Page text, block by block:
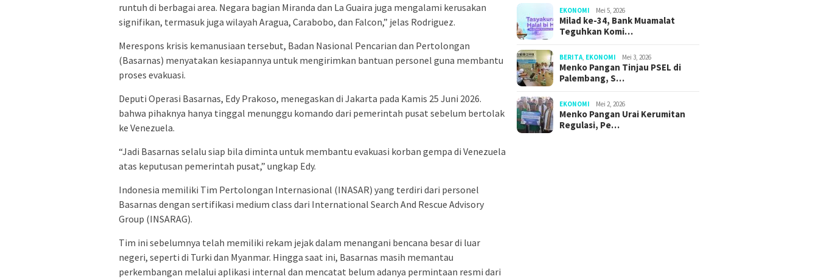
runtuh di berbagai area. Negara bagian Miranda dan La Guaira juga mengalami kerusakan
signifikan, termasuk juga wilayah Aragua, Carabobo, dan Falcon,” jelas Rodriguez.
Merespons krisis kemanusiaan tersebut, Badan Nasional Pencarian dan Pertolongan
(Basarnas) menyatakan kesiapannya untuk mengirimkan bantuan personel guna membantu
proses evakuasi.
Deputi Operasi Basarnas, Edy Prakoso, menegaskan di Jakarta pada Kamis 25 Juni 2026.
bahwa pihaknya hanya tinggal menunggu komando dari pemerintah pusat sebelum bertolak
ke Venezuela.
“Jadi Basarnas selalu siap bila diminta untuk membantu evakuasi korban gempa di Venezuela
atas keputusan pemerintah pusat,” ungkap Edy.
Indonesia memiliki Tim Pertolongan Internasional (INASAR) yang terdiri dari personel
Basarnas dengan sertifikasi medium class dari International Search And Rescue Advisory
Group (INSARAG).
Tim ini sebelumnya telah memiliki rekam jejak dalam menangani bencana besar di luar
negeri, seperti di Turki dan Myanmar. Hingga saat ini, Basarnas masih memantau
perkembangan melalui aplikasi internal dan mencatat belum adanya permintaan resmi dari
EKONOMI Mei 5, 2026
Milad ke-34, Bank Muamalat
Teguhkan Komi…
BERITA EKONOMI Mei 3, 2026
Menko Pangan Tinjau PSEL di
Palembang, S…
EKONOMI Mei 2, 2026
Menko Pangan Urai Kerumitan
Regulasi, Pe…